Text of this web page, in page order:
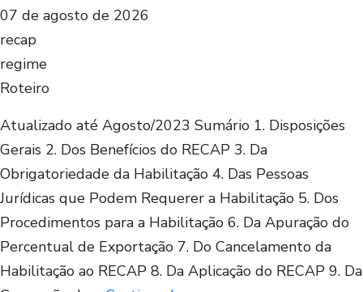
07 de agosto de 2026
recap
regime
Roteiro
Atualizado até Agosto/2023 Sumário 1. Disposições
Gerais 2. Dos Benefícios do RECAP 3. Da
Obrigatoriedade da Habilitação 4. Das Pessoas
Jurídicas que Podem Requerer a Habilitação 5. Dos
Procedimentos para a Habilitação 6. Da Apuração do
Percentual de Exportação 7. Do Cancelamento da
Habilitação ao RECAP 8. Da Aplicação do RECAP 9. Da